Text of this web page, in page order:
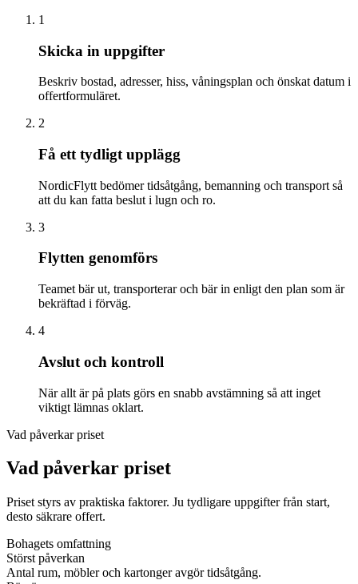
1
Skicka in uppgifter
Beskriv bostad, adresser, hiss, våningsplan och önskat datum i
offertformuläret.
2
Få ett tydligt upplägg
NordicFlytt bedömer tidsåtgång, bemanning och transport så
att du kan fatta beslut i lugn och ro.
3
Flytten genomförs
Teamet bär ut, transporterar och bär in enligt den plan som är
bekräftad i förväg.
4
Avslut och kontroll
När allt är på plats görs en snabb avstämning så att inget
viktigt lämnas oklart.
Vad påverkar priset
Vad påverkar priset
Priset styrs av praktiska faktorer. Ju tydligare uppgifter från start,
desto säkrare offert.
Bohagets omfattning
Störst påverkan
Antal rum, möbler och kartonger avgör tidsåtgång.